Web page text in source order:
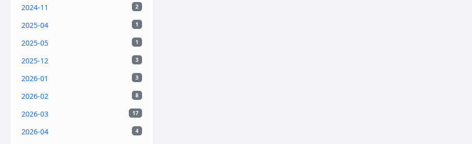
2
2024-11
1
2025-04
1
2025-05
3
2025-12
3
2026-01
8
2026-02
17
2026-03
4
2026-04